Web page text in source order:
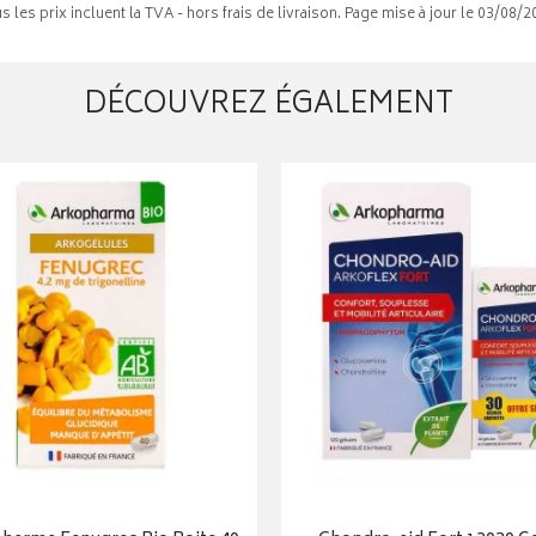
les prix incluent la TVA - hors frais de livraison. Page mise à jour le 03/08/
DÉCOUVREZ ÉGALEMENT